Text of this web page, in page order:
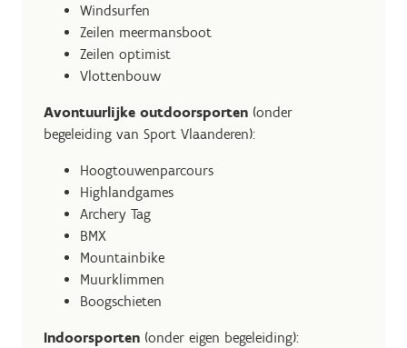
Windsurfen
Zeilen meermansboot
Zeilen optimist
Vlottenbouw
Avontuurlijke outdoorsporten (onder
begeleiding van Sport Vlaanderen):
Hoogtouwenparcours
Highlandgames
Archery Tag
BMX
Mountainbike
Muurklimmen
Boogschieten
Indoorsporten (onder eigen begeleiding):